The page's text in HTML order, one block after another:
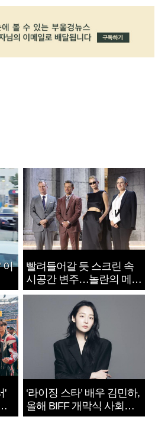
이
빨려들어갈 듯 스크린 속
시공간 변주…놀란의 메시
지는 ‘전쟁 속죄’
'
‘라이징 스타’ 배우 김민하,
올해 BIFF 개막식 사회자
확정